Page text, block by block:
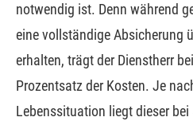
notwendig ist. Denn während
eine vollständige Absicherung
erhalten, trägt der Dienstherr
Prozentsatz der Kosten. Je
Lebenssituation liegt dieser bei